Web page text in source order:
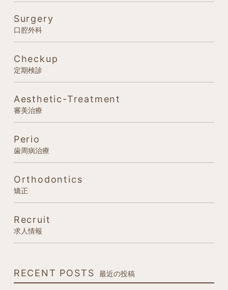
Surgery
口腔外科
Checkup
定期検診
Aesthetic-Treatment
審美治療
Perio
歯周病治療
Orthodontics
矯正
Recruit
求人情報
RECENT POSTS 最近の投稿